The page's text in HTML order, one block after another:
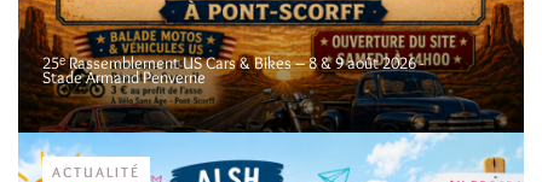
25ᵉ Rassemblement US Cars & Bikes – 8 & 9 août 2026 -
Stade Armand Penverne
ACTUALITÉ